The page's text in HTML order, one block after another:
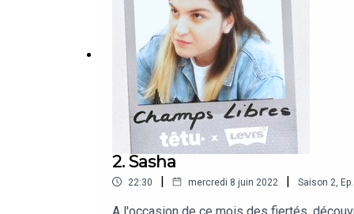
2. Sasha
22:30 | mercredi 8 juin 2022 | Saison 2 Ep.
A l'occasion de ce mois des fiertés,